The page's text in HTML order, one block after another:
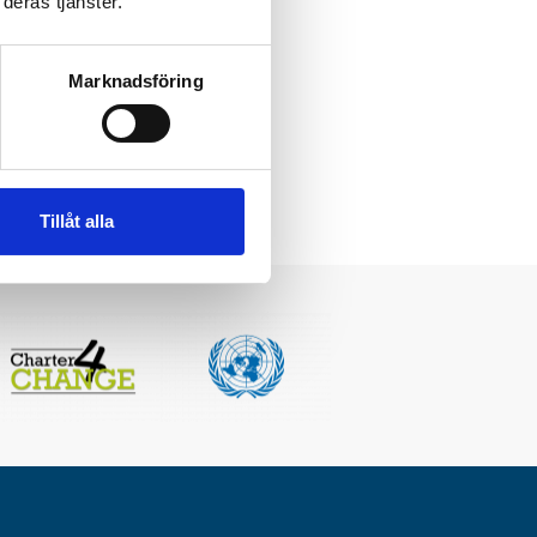
Marknadsföring
Tillåt alla